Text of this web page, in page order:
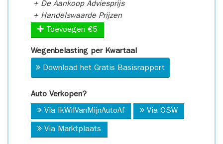
+ De Aankoop Adviesprijs
+ Handelswaarde Prijzen
Toevoegen €5
Wegenbelasting per Kwartaal
Download het Gratis Basisrapport
Auto Verkopen?
Via IkWilVanMijnAutoAf Via OSW
Via Marktplaats